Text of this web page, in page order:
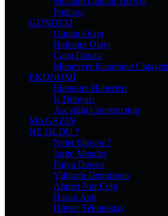
Podcast
GÜNDEM
Günün Olayı
Haftanın Olayı
Çarşı Davası
Münevver Karabulut Cinayeti
EKONOMI
Ekonomi Haberleri
İş Dünyası
Aşçıoğlu Construction
MAGAZIN
NE OLDU ?
Neler Oluyor ?
Jorge Mendes
Fulya Davası
Yıldırım Demirören
Ahmet Nur Çebi
Hasan Arat
Hürser Tekinoktay